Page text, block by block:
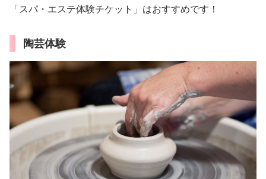
「スパ・エステ体験チケット」はおすすめです！
陶芸体験